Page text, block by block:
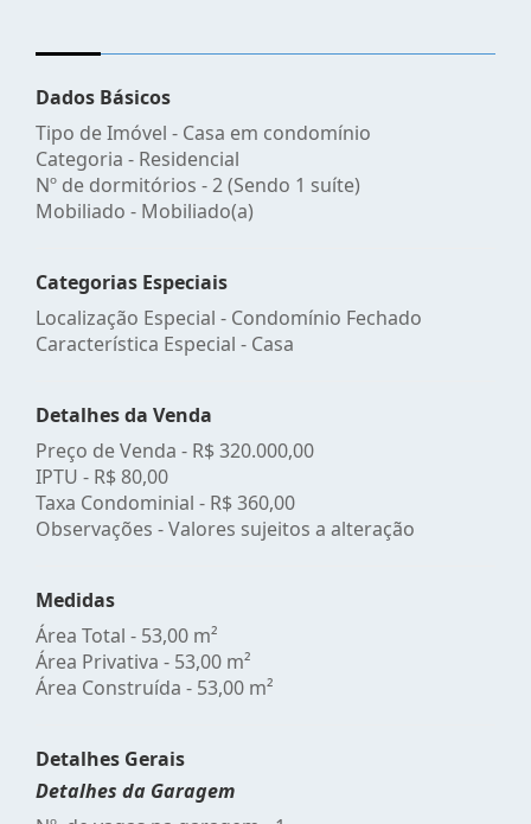
Dados Básicos
Tipo de Imóvel - Casa em condomínio
Categoria - Residencial
Nº de dormitórios - 2 (Sendo 1 suíte)
Mobiliado - Mobiliado(a)
Categorias Especiais
Localização Especial - Condomínio Fechado
Característica Especial - Casa
Detalhes da Venda
Preço de Venda - R$ 320.000,00
IPTU - R$ 80,00
Taxa Condominial - R$ 360,00
Observações - Valores sujeitos a alteração
Medidas
Área Total - 53,00 m²
Área Privativa - 53,00 m²
Área Construída - 53,00 m²
Detalhes Gerais
Detalhes da Garagem